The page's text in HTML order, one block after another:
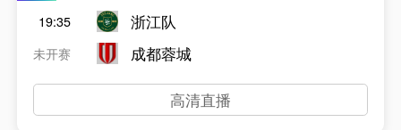
19:35
未开赛
浙江队
成都蓉城
高清直播